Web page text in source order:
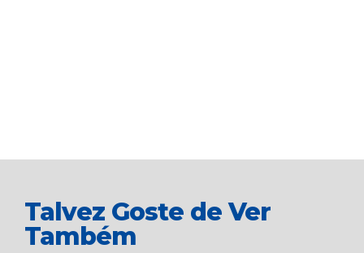
Talvez Goste de Ver
Também